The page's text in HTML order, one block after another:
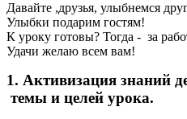
Давайте ,друзья, улыбнемся
Улыбки подарим гостям!
К уроку готовы? Тогда - за
Удачи желаю всем вам!
1. Активизация знаний
темы и целей урока.